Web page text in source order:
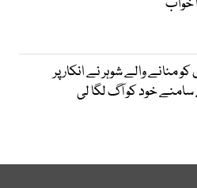
خواب
منانے والے شوہر نے انکار پر
خود کو آگ لگا لی